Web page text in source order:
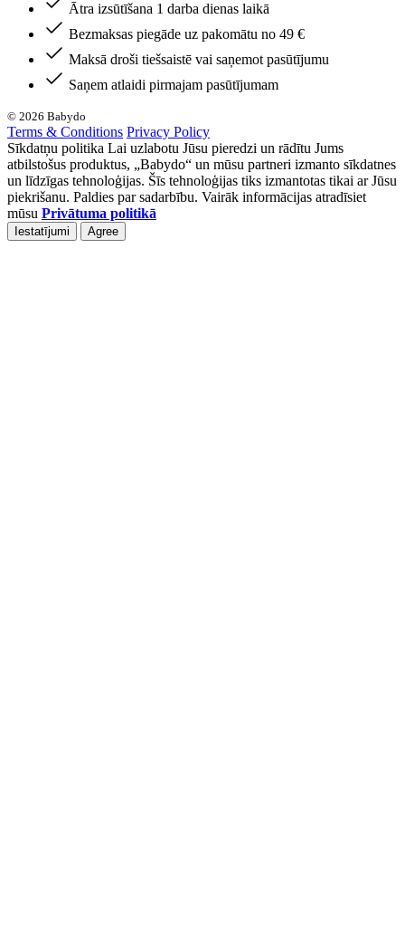
Ātra izsūtīšana 1 darba dienas laikā
Bezmaksas piegāde uz pakomātu no 49 €
Maksā droši tiešsaistē vai saņemot pasūtījumu
Saņem atlaidi pirmajam pasūtījumam
© 2026 Babydo
Terms & Conditions Privacy Policy
Sīkdatņu politika Lai uzlabotu Jūsu pieredzi un rādītu Jums
atbilstošus produktus, „Babydo“ un mūsu partneri izmanto sīkdatnes
un līdzīgas tehnoloģijas. Šīs tehnoloģijas tiks izmantotas tikai ar Jūsu
piekrišanu. Paldies par sadarbību. Vairāk informācijas atradīsiet
mūsu Privātuma politikā
Iestatījumi Agree